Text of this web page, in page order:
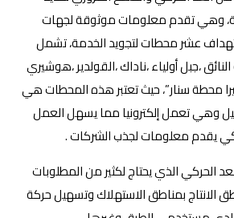
وهي تقدم معلومات موثوقة لجهات
عشر محطات لتجويد الخدمة، تشمل
،جبل أولياء ،ناداك ،القولدير ،هوشيري
محطة سنار”، حيث تعتبر هذه المحطات هي
وهي تعمل إلكترونيا مما يسهل العمل
يقدم معلومات لجذب الشركات .
الحركي الذي يحتاج لكثير من المطلوبات
الانتاج بمناطق الاستهلاك وتسهيل حركة